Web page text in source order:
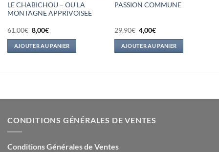
LE CHABICHOU – OU LA
MONTAGNE APPRIVOISEE
61,00€ Le
prix
initial
était :
61,00€.
8,00€Le
actuel
est :
8,00€.
AJOUTER AU PANIER
PASSION COMMUNE
29,90€ Le
prix
initial
était :
29,90€.
4,00€Le
actuel
est :
4,00€.
AJOUTER AU PANIER
CONDITIONS GÉNÉRALES DE VENTES
Conditions Générales de Ventes